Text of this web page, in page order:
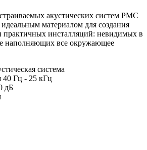
акустических систем PMC
материалом для создания
инсталляций: невидимых в
наполняющих все окружающее
система
40 Гц - 25 кГц
дБ